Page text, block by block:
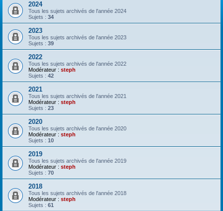
2024
Tous les sujets archivés de l'année 2024
Sujets : 34
2023
Tous les sujets archivés de l'année 2023
Sujets : 39
2022
Tous les sujets archivés de l'année 2022
Modérateur : steph
Sujets : 42
2021
Tous les sujets archivés de l'année 2021
Modérateur : steph
Sujets : 23
2020
Tous les sujets archivés de l'année 2020
Modérateur : steph
Sujets : 10
2019
Tous les sujets archivés de l'année 2019
Modérateur : steph
Sujets : 70
2018
Tous les sujets archivés de l'année 2018
Modérateur : steph
Sujets : 61